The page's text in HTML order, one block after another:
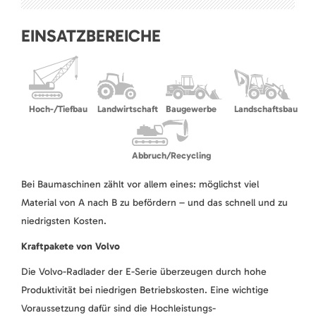
EINSATZBEREICHE
Hoch-/Tiefbau Landwirtschaft Baugewerbe Landschaftsbau
Abbruch/Recycling
Bei Baumaschinen zählt vor allem eines: möglichst viel
Material von A nach B zu befördern – und das schnell und zu
niedrigsten Kosten.
Kraftpakete von Volvo
Die Volvo-Radlader der E-Serie überzeugen durch hohe
Produktivität bei niedrigen Betriebskosten. Eine wichtige
Voraussetzung dafür sind die Hochleistungs-